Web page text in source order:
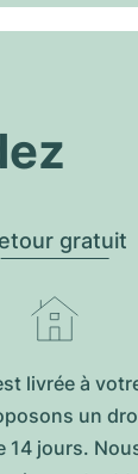
gratuit
livrée à
un
14 jours.